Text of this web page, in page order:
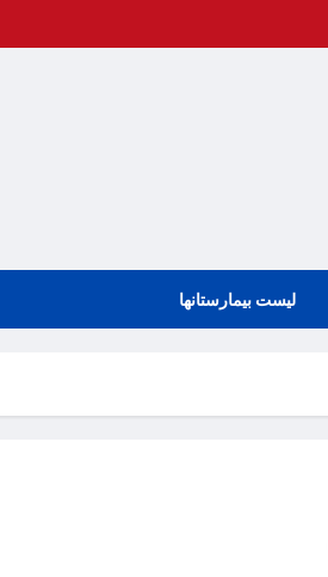
لیست بیمارستانها